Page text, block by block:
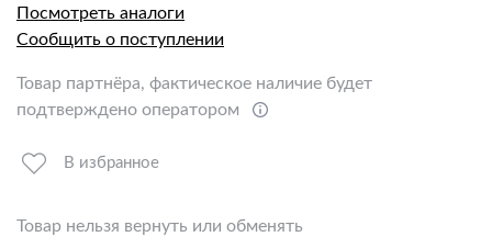
Посмотреть аналоги
Сообщить о поступлении
Товар партнёра, фактическое наличие будет
подтверждено оператором
В избранное
Товар нельзя вернуть или обменять